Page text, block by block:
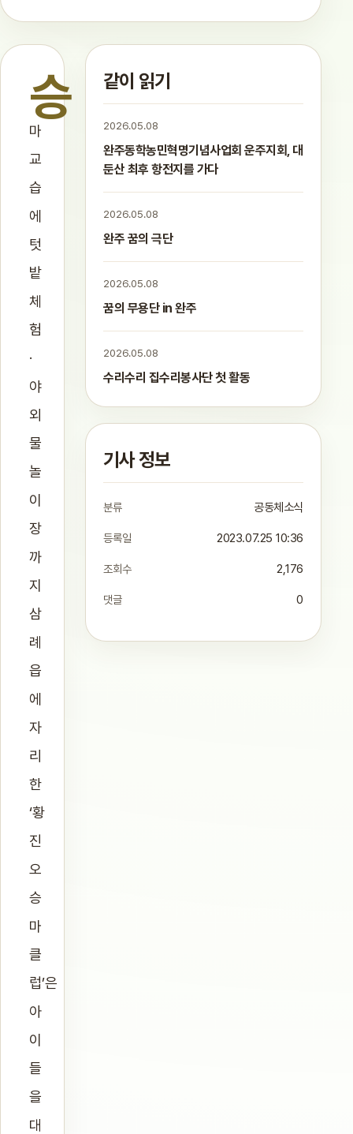
승
마
교
습
에
텃
밭
체
험
·
야
외
물
놀
이
장
까
지
삼
례
읍
에
자
리
한
‘황
진
오
승
마
클
럽’은
아
이
들
을
대
같이 읽기
2026.05.08
완주동학농민혁명기념사업회 운주지회, 대
둔산 최후 항전지를 가다
2026.05.08
완주 꿈의 극단
2026.05.08
꿈의 무용단 in 완주
2026.05.08
수리수리 집수리봉사단 첫 활동
기사 정보
분류 공동체소식
등록일 2023.07.25 10:36
조회수 2,176
댓글 0